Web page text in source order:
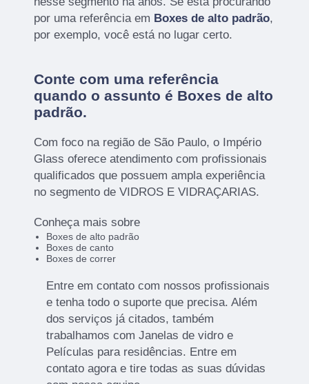
por uma referência em Boxes de alto padrão,
por exemplo, você está no lugar certo.
Conte com uma referência
quando o assunto é Boxes de alto
padrão.
Com foco na região de São Paulo, o Império
Glass oferece atendimento com profissionais
qualificados que possuem ampla experiência
no segmento de VIDROS E VIDRAÇARIAS.
Conheça mais sobre
Boxes de alto padrão
Boxes de canto
Boxes de correr
Entre em contato com nossos profissionais
e tenha todo o suporte que precisa. Além
dos serviços já citados, também
trabalhamos com Janelas de vidro e
Películas para residências. Entre em
contato agora e tire todas as suas dúvidas